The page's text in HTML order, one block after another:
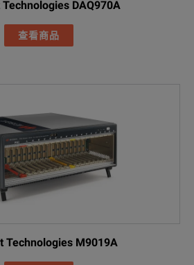
DAQ970A
查看商品
Technologies M9019A